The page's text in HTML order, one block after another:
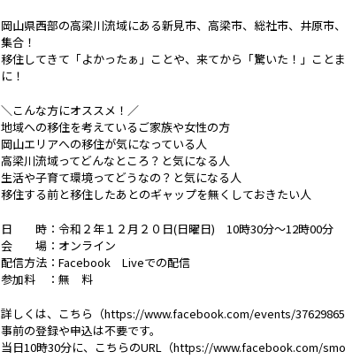
岡山県西部の高梁川流域にある新見市、高梁市、総社市、井原
集合！
移住してきて「よかったぁ」ことや、来てから「驚いた！」こと
に！
＼こんな方にオススメ！／
地域への移住を考えているご家族や女性の方
岡山エリアへの移住が気になっている人
高梁川流域ってどんなところ？と気になる人
生活や子育て環境ってどうなの？と気になる人
移住する前と移住したあとのギャップを無くしておきたい人
日 時：令和２年１２月２０日(日曜日) 10時30分～12時00分
会 場：オンライン
配信方法：Facebook Liveでの配信
参加料 ：無 料
詳しくは、こちら（https://www.facebook.com/events/
事前の登録や申込は不要です。
当日10時30分に、こちらのURL（https://www.facebook.com/